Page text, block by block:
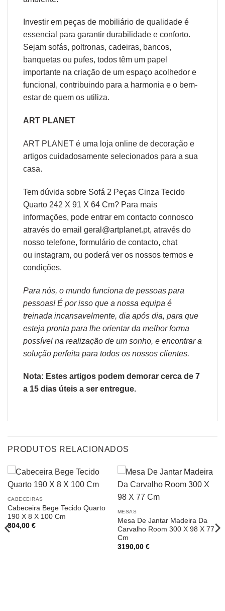
Investir em peças de mobiliário de qualidade é
essencial para garantir durabilidade e conforto.
Sejam sofás, poltronas, cadeiras, bancos,
banquetas ou pufes, todos têm um papel
importante na criação de um espaço acolhedor e
funcional, contribuindo para a harmonia e o bem-
estar de quem os utiliza.
ART PLANET
ART PLANET é uma loja online de decoração e
artigos cuidadosamente selecionados para a sua
casa.
Tem dúvida sobre Sofá 2 Peças Cinza Tecido
Quarto 242 X 91 X 64 Cm? Para mais
informações, pode entrar em contacto connosco
através do email geral@artplanet.pt, através do
nosso telefone, formulário de contacto, chat
ou instagram, ou poderá ver os nossos termos e
condições.
Para nós, o mundo funciona de pessoas para
pessoas! É por isso que a nossa equipa é
treinada incansavelmente, dia após dia, para que
esteja pronta para lhe orientar da melhor forma
possível na realização de um sonho, e encontrar a
solução perfeita para todos os nossos clientes.
Nota: Estes artigos podem demorar cerca de 7
a 15 dias úteis a ser entregue.
PRODUTOS RELACIONADOS
CABECEIRAS
Cabeceira Bege Tecido Quarto
190 X 8 X 100 Cm
304,00 €
MESAS
Mesa De Jantar Madeira Da
Carvalho Room 300 X 98 X 77
Cm
3190,00 €